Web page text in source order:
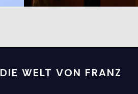
WELT VON FRANZ